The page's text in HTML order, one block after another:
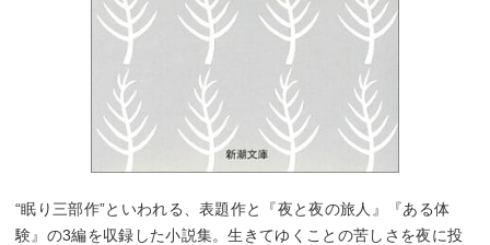
“眠り三部作”といわれる、表題作と『夜と夜の旅人』『ある体
験』の3編を収録した小説集。生きてゆくことの苦しさを夜に投